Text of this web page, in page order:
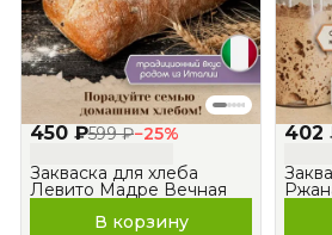
450 ₽599 ₽−25%
Закваска для хлеба
Левито Мадре Вечная
В корзину
402